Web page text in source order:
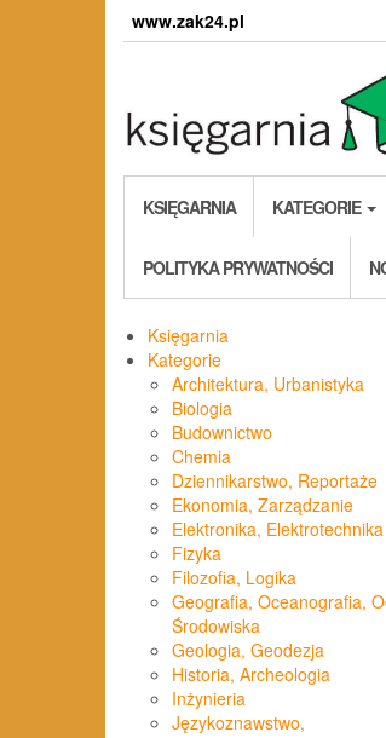
www.zak24.pl
KSIĘGARNIA KATEGORIE
POLITYKA PRYWATNOŚCI
Księgarnia
Kategorie
Architektura, Urbanistyka
Biologia
Budownictwo
Chemia
Dziennikarstwo, Reportaże
Ekonomia, Zarządzanie
Elektronika, Elektrotechnika
Fizyka
Filozofia, Logika
Geografia, Oceanografia,
Środowiska
Geologia, Geodezja
Historia, Archeologia
Inżynieria
Językoznawstwo,